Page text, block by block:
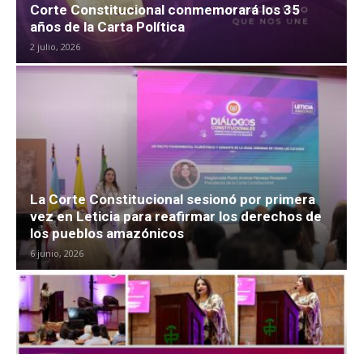
Corte Constitucional conmemorará los 35
años de la Carta Política
2 julio, 2026
La Corte Constitucional sesionó por primera
vez en Leticia para reafirmar los derechos de
los pueblos amazónicos
6 junio, 2026